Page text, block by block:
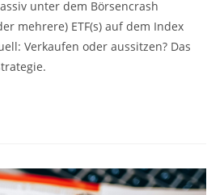
unter dem Börsencrash
mehrere) ETF(s) auf dem Index
Verkaufen oder aussitzen? Das